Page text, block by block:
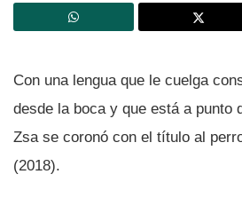
Con una lengua que le cuelga
desde la boca y que está a punto
Zsa se coronó con el tí­tulo al
(2018).